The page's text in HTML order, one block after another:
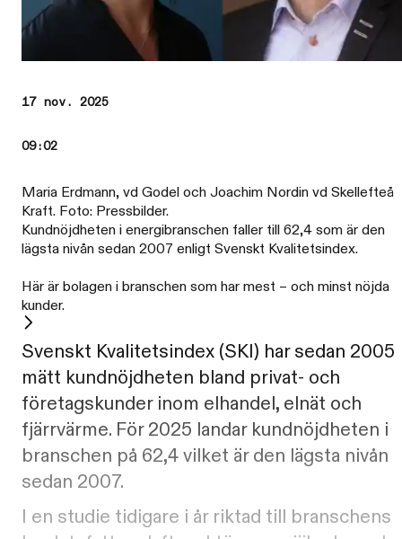
17 nov. 2025
09:02
Maria Erdmann, vd Godel och Joachim Nordin vd Skellefteå
Kraft. Foto: Pressbilder.
Kundnöjdheten i energibranschen faller till 62,4 som är den
lägsta nivån sedan 2007 enligt Svenskt Kvalitetsindex.
Här är bolagen i branschen som har mest – och minst nöjda
kunder.
Svenskt Kvalitetsindex (SKI) har sedan 2005
mätt kundnöjdheten bland privat- och
företagskunder inom elhandel, elnät och
fjärrvärme. För 2025 landar kundnöjdheten i
branschen på 62,4 vilket är den lägsta nivån
sedan 2007.
I en studie tidigare i år riktad till branschens